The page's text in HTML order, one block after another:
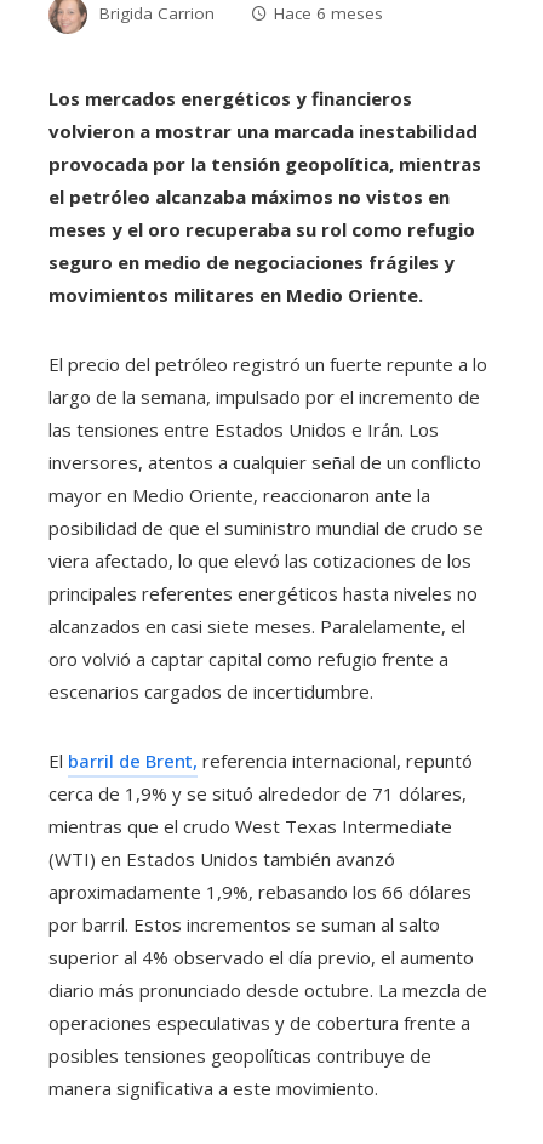
Brigida Carrion Hace 6 meses
Los mercados energéticos y financieros
volvieron a mostrar una marcada inestabilidad
provocada por la tensión geopolítica, mientras
el petróleo alcanzaba máximos no vistos en
meses y el oro recuperaba su rol como refugio
seguro en medio de negociaciones frágiles y
movimientos militares en Medio Oriente.
El precio del petróleo registró un fuerte repunte a lo
largo de la semana, impulsado por el incremento de
las tensiones entre Estados Unidos e Irán. Los
inversores, atentos a cualquier señal de un conflicto
mayor en Medio Oriente, reaccionaron ante la
posibilidad de que el suministro mundial de crudo se
viera afectado, lo que elevó las cotizaciones de los
principales referentes energéticos hasta niveles no
alcanzados en casi siete meses. Paralelamente, el
oro volvió a captar capital como refugio frente a
escenarios cargados de incertidumbre.
El barril de Brent, referencia internacional, repuntó
cerca de 1,9% y se situó alrededor de 71 dólares,
mientras que el crudo West Texas Intermediate
(WTI) en Estados Unidos también avanzó
aproximadamente 1,9%, rebasando los 66 dólares
por barril. Estos incrementos se suman al salto
superior al 4% observado el día previo, el aumento
diario más pronunciado desde octubre. La mezcla de
operaciones especulativas y de cobertura frente a
posibles tensiones geopolíticas contribuye de
manera significativa a este movimiento.